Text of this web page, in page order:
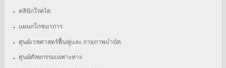
คลินิกโรคไต
แผนกโภชนาการ
ศูนย์เวชศาสตร์ฟื้นฟูและ กายภาพบำบัด
ศูนย์ศัลยกรรมเฉพาะทาง